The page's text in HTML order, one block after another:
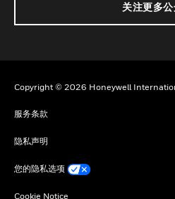
关注更多
Copyright © 2026 Honeywell
服务条款
隐私声明
您的隐私选项
Cookie Notice